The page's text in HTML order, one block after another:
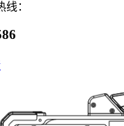
：